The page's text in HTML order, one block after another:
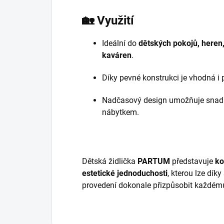
🏡Využití
Ideální do dětských pokojů,
kaváren.
Díky pevné konstrukci je vhodná i
Nadčasový design umožňuje
nábytkem.
Dětská židlička PARTUM představuje
estetické jednoduchosti, kterou lze
provedení dokonale přizpůsobit